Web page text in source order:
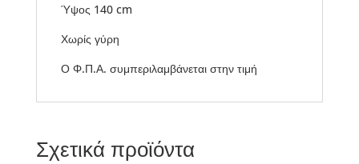
Ύψος 140 cm
Χωρίς γύρη
Ο Φ.Π.Α. συμπεριλαμβάνεται στην τιμή
Σχετικά προϊόντα